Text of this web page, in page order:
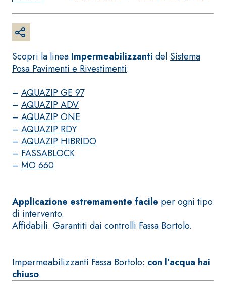
Scopri la linea Impermeabilizzanti del Sistema
Posa Pavimenti e Rivestimenti:
– AQUAZIP GE 97
– AQUAZIP ADV
– AQUAZIP ONE
– AQUAZIP RDY
– AQUAZIP HIBRIDO
– FASSABLOCK
– MO 660
Applicazione estremamente facile per ogni tipo
di intervento.
Affidabili. Garantiti dai controlli Fassa Bortolo.
Impermeabilizzanti Fassa Bortolo: con l’acqua hai
chiuso.
RIVESTIMENTI
AQUAZIP ONE PRO
Guaina
elastica
monocomponente
polimero
cementizia
ultra opaca
Sistema
INTONACATURA E
KB 13 EVOLUTION
Intonaco di fondo
Sistema
GYPSOTEC ®
LASTRE
GypsoLIGNUM
TIPO DEFH1IR
Lastra in
cartongesso